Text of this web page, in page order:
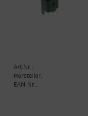
Art.Nr.:
Hersteller:
EAN-Nr.: